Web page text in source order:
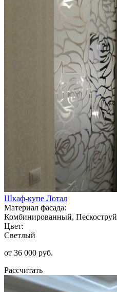
Шкаф-купе Лотал
Материал фасада:
Комбинированный, Пескоструй
Цвет:
Светлый
от 36 000 руб.
Рассчитать